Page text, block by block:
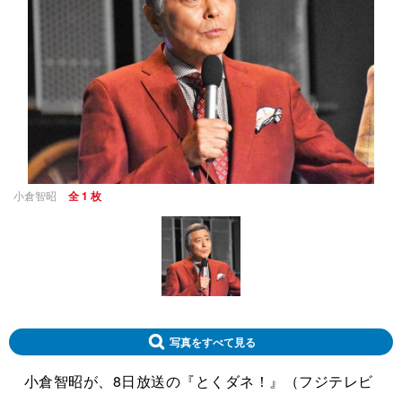
小倉智昭 全 1 枚
写真をすべて見る
小倉智昭が、8日放送の『とくダネ！』（フジテレビ